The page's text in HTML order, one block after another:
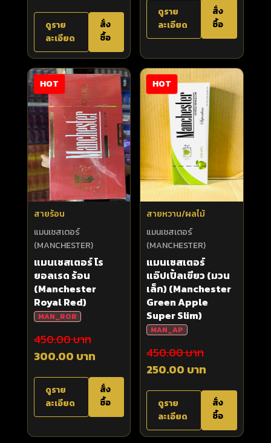
ดูราย
ละเอียด
สั่ง
ซื้อ
ดูราย
ละเอียด
สั่ง
ซื้อ
HOT
สายร้อน
แมนเชสเตอร์
(MANCHESTER)
แมนเชสเตอร์ โร
ยอลเรด ร้อน
(Manchester
Royal Red)
MAN_ROR
450.00 บาท
300.00 บาท
ดูราย
ละเอียด
สั่ง
ซื้อ
HOT
สายหวาน/ผลไม้
แมนเชสเตอร์
(MANCHESTER)
แมนเชสเตอร์
แอ๊ปเปิ้ลเขียว (มวน
เล็ก) (Manchester
Green Apple
Super Slim)
MAN_AP
450.00 บาท
250.00 บาท
ดูราย
ละเอียด
สั่ง
ซื้อ